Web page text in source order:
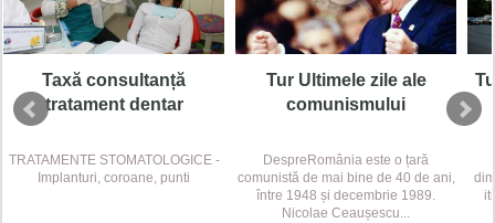
Taxă consultanță
tratament dentar
TRATAMENTE STOMATOLOGICE -
Implanturi, coroane, punti
Tur Ultimele zile ale
comunismului
DespreRomânia este o țară
comunistă de mai bine de 40 de ani,
între 1948 și decembrie 1989.
Nicolae Ceaușescu...